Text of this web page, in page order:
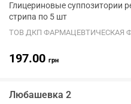
Глицериновые суппозитории
стрипа по 5 шт
ТОВ ДКП ФАРМАЦЕВТИЧЕСКАЯ
197.00 грн
Любашевка 2